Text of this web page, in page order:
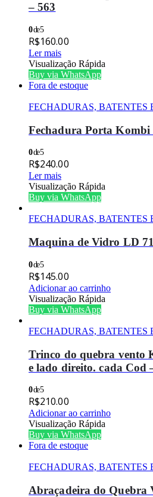
– 563
0de 5
R$160.00
Ler mais
Visualização Rápida
Buy via WhatsApp
Fora de estoque
FECHADURAS, BATENTES
Fechadura Porta
0de 5
R$240.00
Ler mais
Visualização Rápida
Buy via WhatsApp
FECHADURAS, BATENTES
Maquina de Vidro LD
0de 5
R$145.00
Adicionar ao carrinho
Visualização Rápida
Buy via WhatsApp
FECHADURAS, BATENTES
Trinco do quebra vento
e lado direito. cada Cod
0de 5
R$210.00
Adicionar ao carrinho
Visualização Rápida
Buy via WhatsApp
Fora de estoque
FECHADURAS, BATENTES
Abraçadeira do Quebra